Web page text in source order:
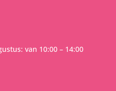
van 10:00 – 14:00